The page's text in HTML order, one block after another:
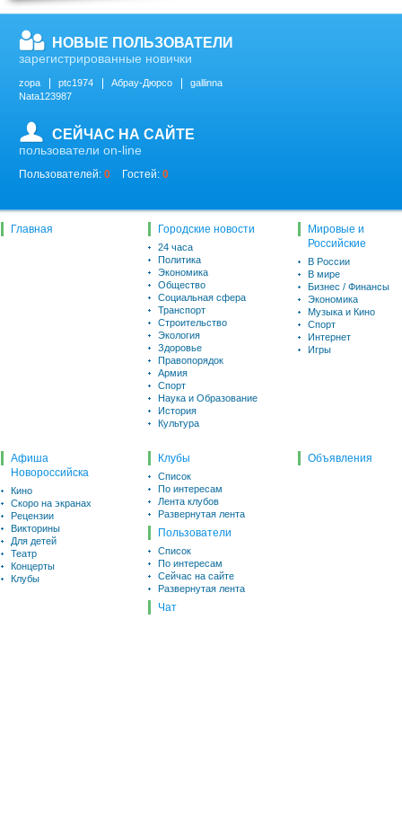
НОВЫЕ ПОЛЬЗОВАТЕЛИ
зарегистрированные новички
zopa ptc1974 Абрау-Дюрсо
gallinna
Nata123987
СЕЙЧАС НА САЙТЕ
пользователи on-line
Пользователей: 0 Гостей: 0
Главная Городские новости
24 часа
Политика
Экономика
Общество
Социальная сфера
Транспорт
Строительство
Экология
Здоровье
Правопорядок
Армия
Спорт
Наука и Образование
История
Культура
Мировые и
Российские
В России
В мире
Бизнес / Финансы
Экономика
Музыка и Кино
Спорт
Интернет
Игры
Афиша
Новороссийска
Кино
Скоро на экранах
Рецензии
Викторины
Для детей
Театр
Концерты
Клубы
Клубы
Список
По интересам
Лента клубов
Развернутая лента
Пользователи
Список
По интересам
Сейчас на сайте
Развернутая лента
Чат
Объявления